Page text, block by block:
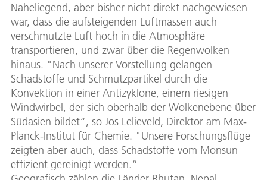
Naheliegend, aber bisher nicht direkt nachgewiesen
war, dass die aufsteigenden Luftmassen auch
verschmutzte Luft hoch in die Atmosphäre
transportieren, und zwar über die Regenwolken
hinaus. "Nach unserer Vorstellung gelangen
Schadstoffe und Schmutzpartikel durch die
Konvektion in einer Antizyklone, einem riesigen
Windwirbel, der sich oberhalb der Wolkenebene über
Südasien bildet“, so Jos Lelieveld, Direktor am Max-
Planck-Institut für Chemie. "Unsere Forschungsflüge
zeigten aber auch, dass Schadstoffe vom Monsun
effizient gereinigt werden.“